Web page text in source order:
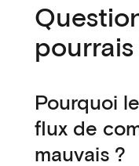
Pourquoi
flux de
mauvais ?